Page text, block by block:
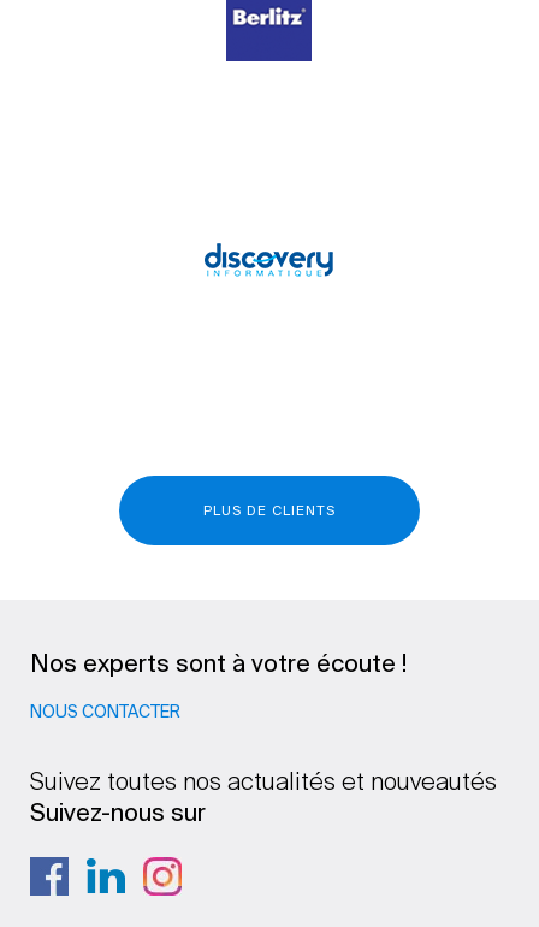
PLUS DE CLIENTS
Nos experts sont à votre écoute !
NOUS CONTACTER
Suivez toutes nos actualités et nouveautés
Suivez-nous sur